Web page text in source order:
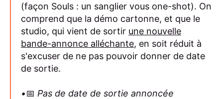
(façon Souls : un sanglier vous one-shot). On
comprend que la démo cartonne, et que le
studio, qui vient de sortir une nouvelle
bande-annonce alléchante, en soit réduit à
s'excuser de ne pas pouvoir donner de date
de sortie.
•📅 Pas de date de sortie annoncée